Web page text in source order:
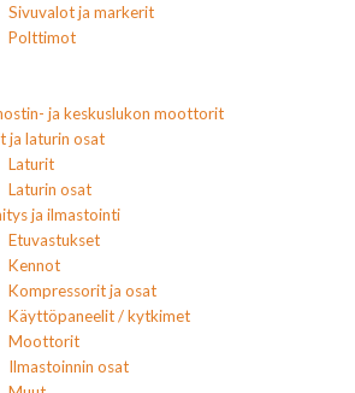
Sivuvalot ja markerit
Polttimot
ja keskuslukon moottorit
ja laturin osat
Laturit
Laturin osat
ja ilmastointi
Etuvastukset
Kennot
Kompressorit ja osat
Käyttöpaneelit / kytkimet
Moottorit
Ilmastoinnin osat